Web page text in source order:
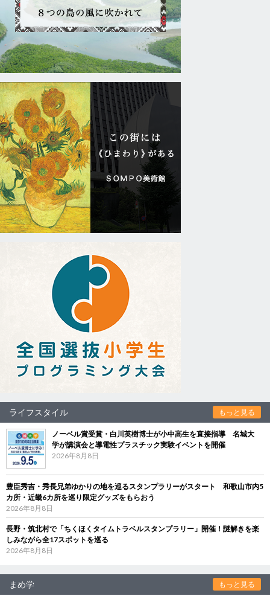
ライフスタイル もっと見る
ノーベル賞受賞・白川英樹博士が小中高生を直接指導 名城大
学が講演会と導電性プラスチック実験イベントを開催
2026年8月8日
豊臣秀吉・秀長兄弟ゆかりの地を巡るスタンプラリーがスタート 和歌山市内5
カ所・近畿6カ所を巡り限定グッズをもらおう
2026年8月8日
長野・筑北村で「ちくほくタイムトラベルスタンプラリー」開催！謎解きを楽
しみながら全17スポットを巡る
2026年8月8日
まめ学 もっと見る